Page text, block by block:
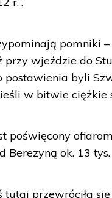
pomniki
przy wjeździe do
postawienia byli
w bitwie ciężkie
poświęcony
Berezyną ok. 13 tys.
tutaj przewróciła